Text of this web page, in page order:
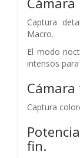
Captura
Macro.
El modo
intensos
Captura
fin.